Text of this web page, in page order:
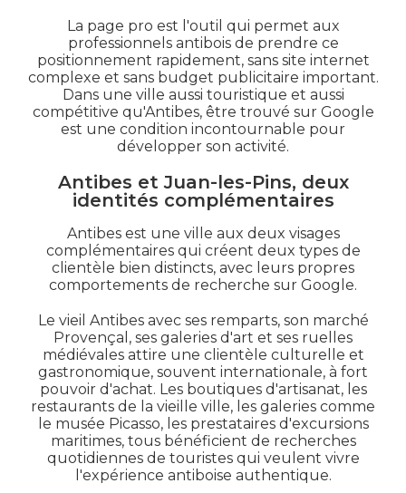
La page pro est l'outil qui permet aux
professionnels antibois de prendre ce
positionnement rapidement, sans site internet
complexe et sans budget publicitaire important.
Dans une ville aussi touristique et aussi
compétitive qu'Antibes, être trouvé sur Google
est une condition incontournable pour
développer son activité.
Antibes et Juan-les-Pins, deux
identités complémentaires
Antibes est une ville aux deux visages
complémentaires qui créent deux types de
clientèle bien distincts, avec leurs propres
comportements de recherche sur Google.
Le vieil Antibes avec ses remparts, son marché
Provençal, ses galeries d'art et ses ruelles
médiévales attire une clientèle culturelle et
gastronomique, souvent internationale, à fort
pouvoir d'achat. Les boutiques d'artisanat, les
restaurants de la vieille ville, les galeries comme
le musée Picasso, les prestataires d'excursions
maritimes, tous bénéficient de recherches
quotidiennes de touristes qui veulent vivre
l'expérience antiboise authentique.